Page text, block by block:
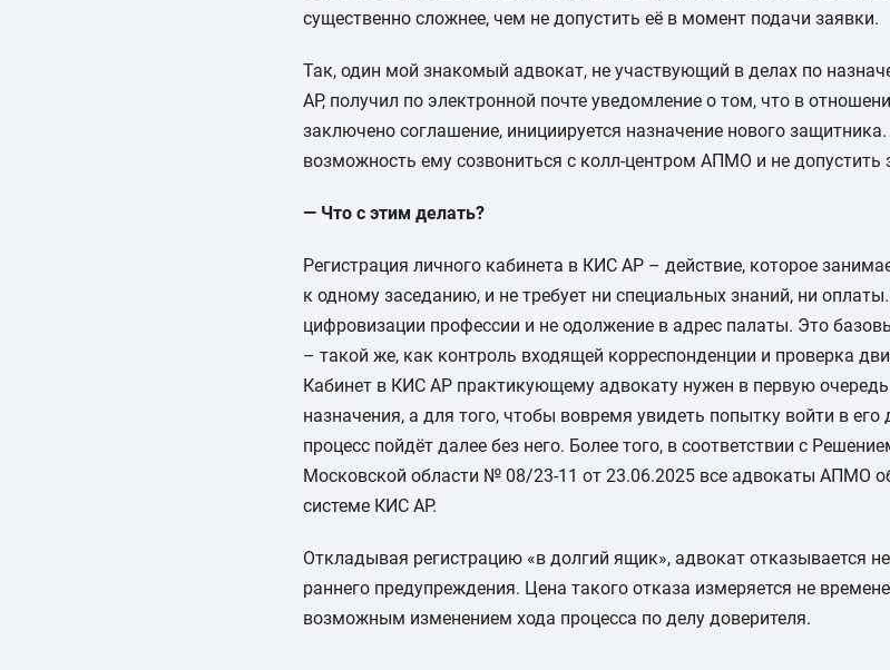
существенно сложнее, чем не допустить её в момент подачи заявки.
Так, один мой знакомый адвокат, не участвующий в делах по
АР, получил по электронной почте уведомление о том, что в
заключено соглашение, инициируется назначение нового
возможность ему созвониться с колл-центром АПМО и не допустить
— Что с этим делать?
Регистрация личного кабинета в КИС АР – действие, которое
к одному заседанию, и не требует ни специальных знаний, ни
цифровизации профессии и не одолжение в адрес палаты. Это
– такой же, как контроль входящей корреспонденции и проверка
Кабинет в КИС АР практикующему адвокату нужен в первую
назначения, а для того, чтобы вовремя увидеть попытку войти в
процесс пойдёт далее без него. Более того, в соответствии с
Московской области № 08/23‑11 от 23.06.2025 все адвокаты АПМО
системе КИС АР.
Откладывая регистрацию «в долгий ящик», адвокат отказывается
раннего предупреждения. Цена такого отказа измеряется не
возможным изменением хода процесса по делу доверителя.